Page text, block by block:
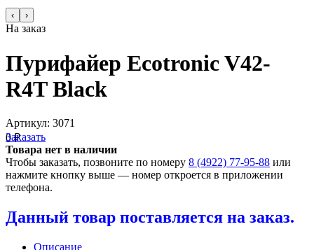
‹ ›
На заказ
Пурифайер Ecotronic V42-
R4T Black
Артикул: 3071
0 ₽
Заказать
Товара нет в наличии
Чтобы заказать, позвоните по номеру 8 (4922) 77-95-88 или
нажмите кнопку выше — номер откроется в приложении
телефона.
Данный товар поставляется на заказ.
Описание